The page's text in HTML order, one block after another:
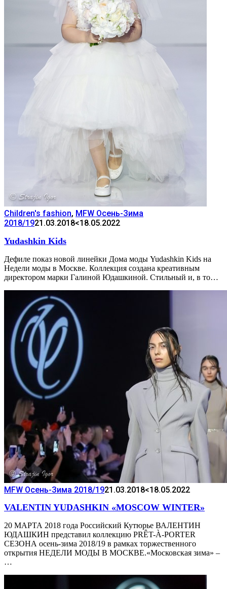
Children's fashion, MFW Осень-Зима
2018/1921.03.2018<18.05.2022
Yudashkin Kids
Дефиле показ новой линейки Дома моды Yudashkin Kids на
Недели моды в Москве. Коллекция создана креативным
директором марки Галиной Юдашкиной. Стильный и, в то…
MFW Осень-Зима 2018/1921.03.2018<18.05.2022
VALENTIN YUDASHKIN «MOSCOW WINTER»
20 МАРТА 2018 года Российский Кутюрье ВАЛЕНТИН
ЮДАШКИН представил коллекцию PRÊT-À-PORTER
СЕЗОНА осень-зима 2018/19 в рамках торжественного
открытия НЕДЕЛИ МОДЫ В МОСКВЕ.«Московская зима» –
…